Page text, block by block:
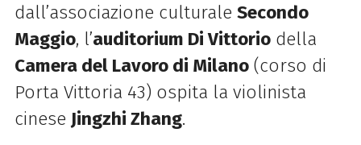
dall’associazione culturale Secondo
Maggio, l’auditorium Di Vittoriodella
Camera del Lavoro di Milano(corso di
Porta Vittoria 43) ospita la violinista
cinese Jingzhi Zhang.